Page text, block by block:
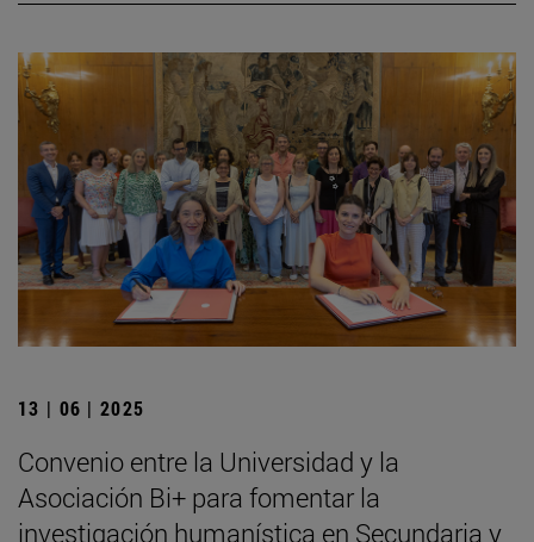
13 | 06 | 2025
Convenio entre la Universidad y la
Asociación Bi+ para fomentar la
investigación humanística en Secundaria y